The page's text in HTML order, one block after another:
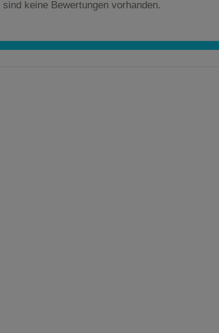
sind keine Bewertungen vorhanden.